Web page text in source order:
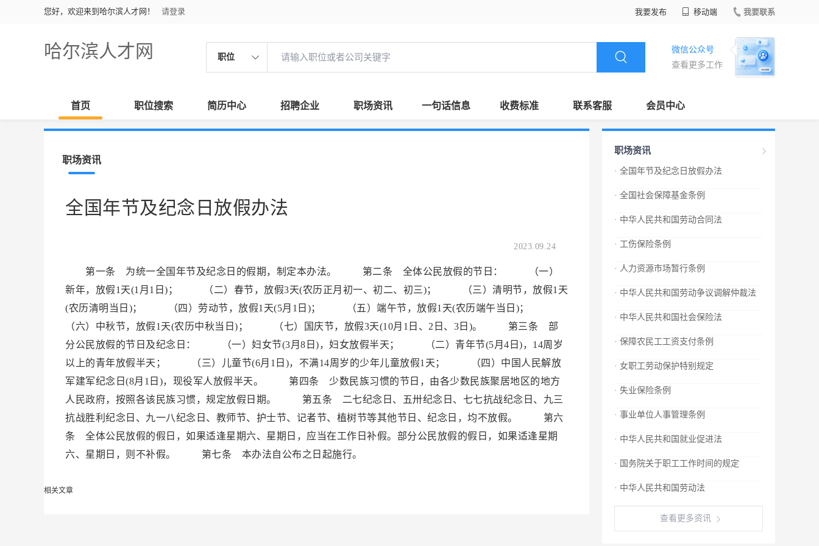
您好，欢迎来到哈尔滨人才网！ 请登录 我要发布 移动端 我要联系
哈尔滨人才网 职位
微信公众号
查看更多工作
首页 职位搜索 简历中心 招聘企业 职场资讯 一句话信息 收费标准 联系客服 会员中心
职场资讯
全国年节及纪念日放假办法
2023.09.24
第一条 为统一全国年节及纪念日的假期，制定本办法。 第二条 全体公民放假的节日： （一）
新年，放假1天(1月1日)； （二）春节，放假3天(农历正月初一、初二、初三)； （三）清明节，放假1天
(农历清明当日)； （四）劳动节，放假1天(5月1日)； （五）端午节，放假1天(农历端午当日)；
（六）中秋节，放假1天(农历中秋当日)； （七）国庆节，放假3天(10月1日、2日、3日)。 第三条 部
分公民放假的节日及纪念日： （一）妇女节(3月8日)，妇女放假半天； （二）青年节(5月4日)，14周岁
以上的青年放假半天； （三）儿童节(6月1日)，不满14周岁的少年儿童放假1天； （四）中国人民解放
军建军纪念日(8月1日)，现役军人放假半天。 第四条 少数民族习惯的节日，由各少数民族聚居地区的地方
人民政府，按照各该民族习惯，规定放假日期。 第五条 二七纪念日、五卅纪念日、七七抗战纪念日、九三
抗战胜利纪念日、九一八纪念日、教师节、护士节、记者节、植树节等其他节日、纪念日，均不放假。 第六
条 全体公民放假的假日，如果适逢星期六、星期日，应当在工作日补假。部分公民放假的假日，如果适逢星期
六、星期日，则不补假。 第七条 本办法自公布之日起施行。
相关文章
职场资讯
· 全国年节及纪念日放假办法
· 全国社会保障基金条例
· 中华人民共和国劳动合同法
· 工伤保险条例
· 人力资源市场暂行条例
· 中华人民共和国劳动争议调解仲裁法
· 中华人民共和国社会保险法
· 保障农民工工资支付条例
· 女职工劳动保护特别规定
· 失业保险条例
· 事业单位人事管理条例
· 中华人民共和国就业促进法
· 国务院关于职工工作时间的规定
· 中华人民共和国劳动法
查看更多资讯